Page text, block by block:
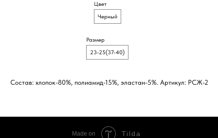
Цвет
Черный
Размер
23-25(37-40)
Состав: хлопок-80%, полиамид-15%, эластан-5%. Артикул: РСЖ-2
Made on Tilda